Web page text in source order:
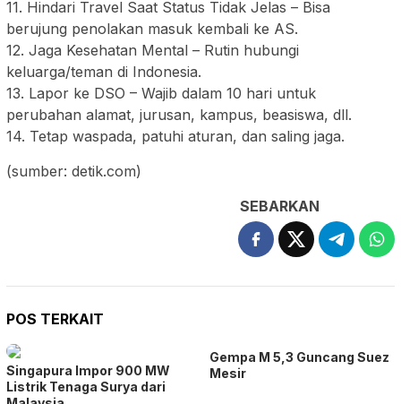
11. Hindari Travel Saat Status Tidak Jelas – Bisa
berujung penolakan masuk kembali ke AS.
12. Jaga Kesehatan Mental – Rutin hubungi
keluarga/teman di Indonesia.
13. Lapor ke DSO – Wajib dalam 10 hari untuk
perubahan alamat, jurusan, kampus, beasiswa, dll.
14. Tetap waspada, patuhi aturan, dan saling jaga.
(sumber: detik.com)
SEBARKAN
POS TERKAIT
Singapura Impor 900 MW
Listrik Tenaga Surya dari
Gempa M 5,3 Guncang Suez
Mesir